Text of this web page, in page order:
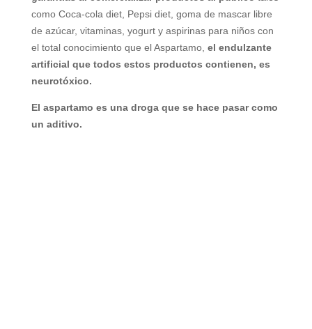
como Coca-cola diet, Pepsi diet, goma de mascar libre
de azúcar, vitaminas, yogurt y aspirinas para niños con
el total conocimiento que el Aspartamo, el endulzante
artificial que todos estos productos contienen, es
neurotóxico.
El aspartamo es una droga que se hace pasar como
un aditivo.